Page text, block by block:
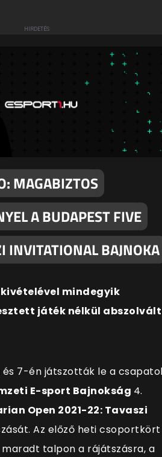
MAGABIZTOS
A BUDAPEST FIVE
INVITATIONAL BAJNOKA
mindegyik
játék nélkül
és 7-én játszották le a
E-sport Bajnokság 4.
Open 2021-22: Tavaszi
Az előző heti csoportkört
talpon a rájátszásra, a